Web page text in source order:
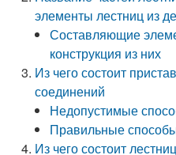
элементы лестниц из
Составляющие
конструкция из них
Из чего состоит
соединений
Недопустимые
Правильные
Из чего состоит